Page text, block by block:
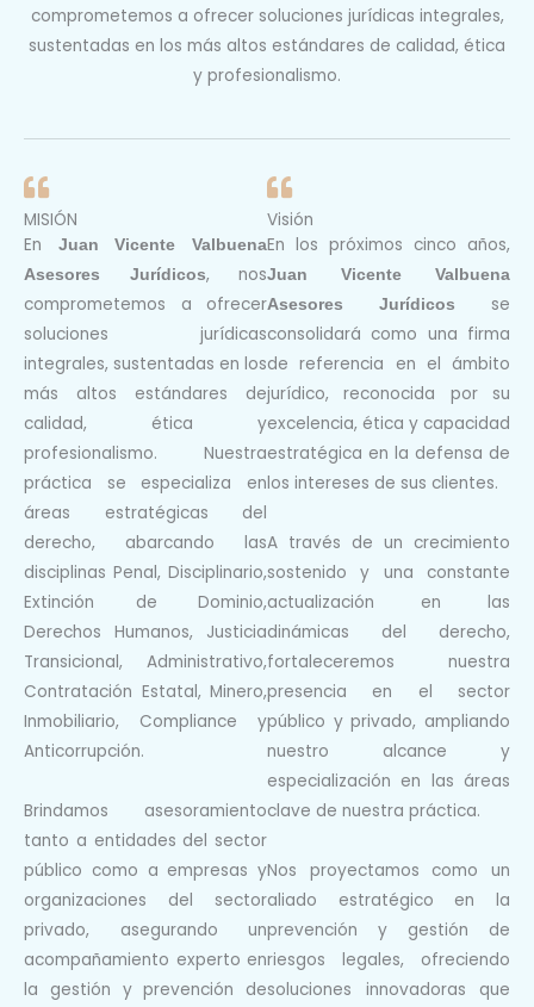
comprometemos a ofrecer soluciones jurídicas integrales,
sustentadas en los más altos estándares de calidad, ética
y profesionalismo.
MISIÓN
En
Juan Vicente Valbuena
Asesores Jurídicos, nos
comprometemos a ofrecer
soluciones jurídicas
integrales, sustentadas en los
más altos estándares de
calidad, ética y
profesionalismo. Nuestra
práctica se especializa en
áreas estratégicas del
derecho, abarcando las
disciplinas Penal, Disciplinario,
Extinción de Dominio,
Derechos Humanos, Justicia
Transicional, Administrativo,
Contratación Estatal, Minero,
Inmobiliario, Compliance y
Anticorrupción.
Brindamos asesoramiento
tanto a entidades del sector
público como a empresas y
organizaciones del sector
privado, asegurando un
acompañamiento experto en
la gestión y prevención de
Visión
En los próximos cinco años,
Juan Vicente Valbuena
Asesores Jurídicos
se
consolidará como una firma
dereferencia en el ámbito
jurídico, reconocida por su
excelencia, ética y capacidad
estratégica en la defensa de
los intereses de sus clientes.
A través de un crecimiento
sostenido y una constante
actualización en las
dinámicas del derecho,
fortaleceremos nuestra
presencia en el sector
público y privado, ampliando
nuestro alcance y
especialización en las áreas
clave de nuestra práctica.
Nos proyectamos como un
aliado estratégico en la
prevención y gestión de
riesgos legales, ofreciendo
soluciones innovadoras que